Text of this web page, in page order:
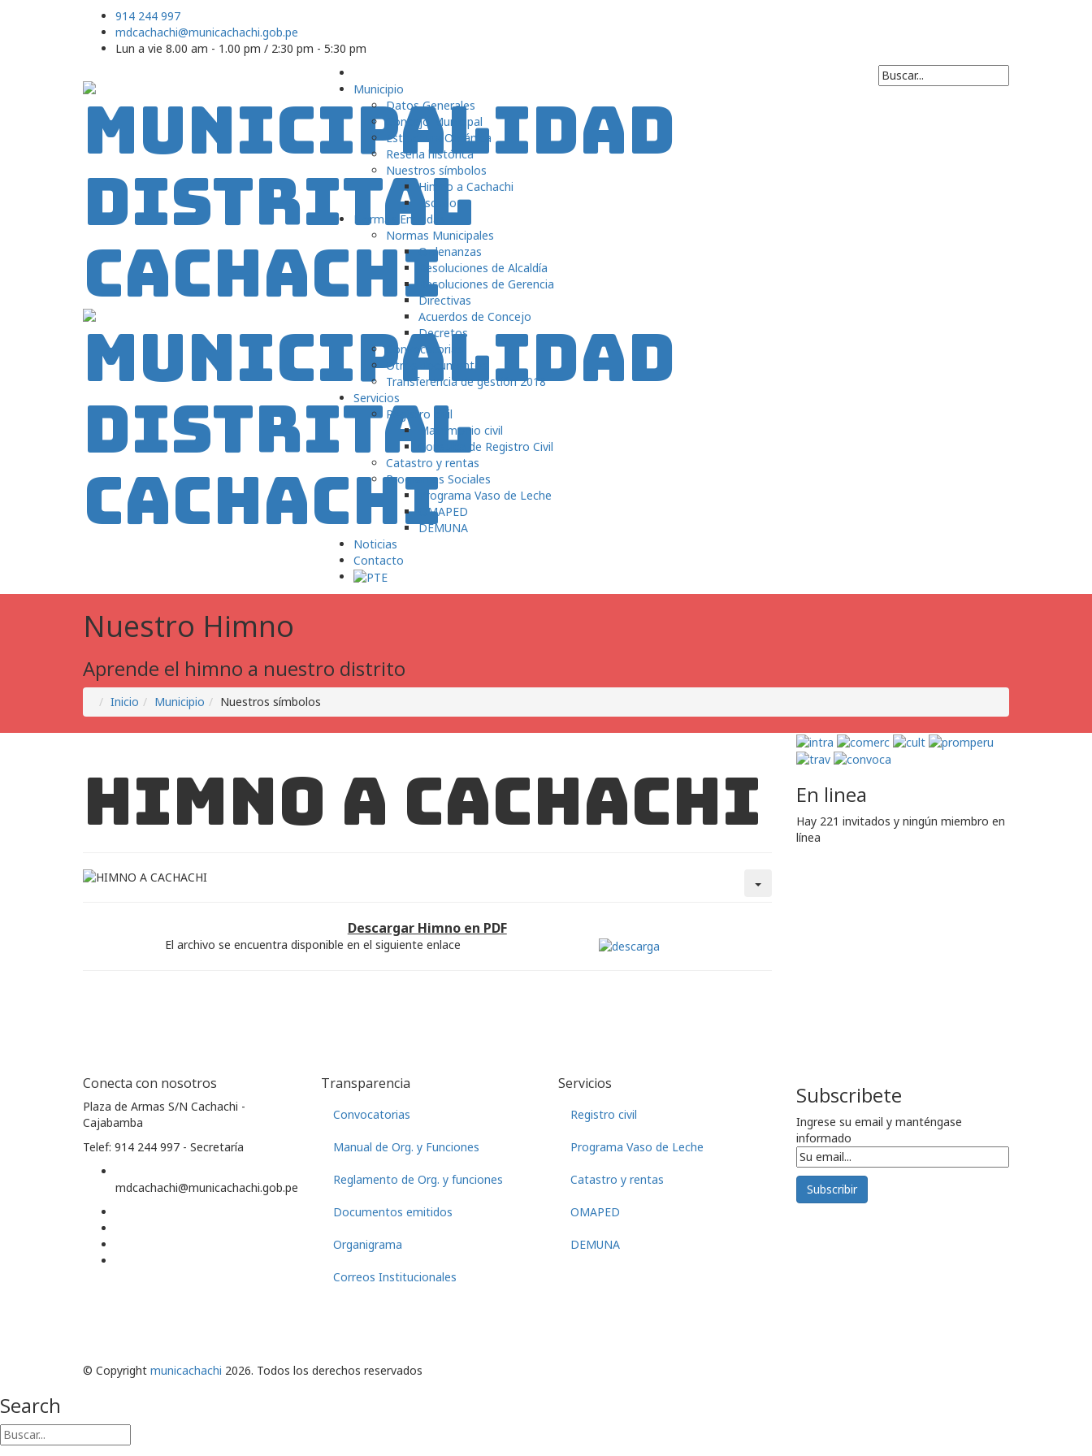
914 244 997
mdcachachi@municachachi.gob.pe
Lun a vie 8.00 am - 1.00 pm / 2:30 pm - 5:30 pm
Municipio
Datos Generales
Concejo Municipal
Estructura Orgánica
Reseña histórica
Nuestros símbolos
Himno a Cachachi
Escudo
Normas Emitidas
Normas Municipales
Ordenanzas
Resoluciones de Alcaldía
Resoluciones de Gerencia
Directivas
Acuerdos de Concejo
Decretos
Convocatorias
Otros documentos
Transferencia de gestión 2018
Servicios
Registro civil
Matrimonio civil
Consulta de Registro Civil
Catastro y rentas
Programas Sociales
Programa Vaso de Leche
OMAPED
DEMUNA
Noticias
Contacto
Nuestro Himno
Aprende el himno a nuestro distrito
Inicio Municipio Nuestros símbolos
Himno a Cachachi
Descargar Himno en PDF
El archivo se encuentra disponible en el siguiente enlace
En linea
Hay 221 invitados y ningún miembro en
línea
Conecta con nosotros
Plaza de Armas S/N Cachachi -
Cajabamba
Telef: 914 244 997 - Secretaría
mdcachachi@municachachi.gob.pe
Transparencia
Convocatorias
Manual de Org. y Funciones
Reglamento de Org. y funciones
Documentos emitidos
Organigrama
Correos Institucionales
Servicios
Registro civil
Programa Vaso de Leche
Catastro y rentas
OMAPED
DEMUNA
Subscribete
Ingrese su email y manténgase
informado
© Copyright municachachi 2026. Todos los derechos reservados
Search